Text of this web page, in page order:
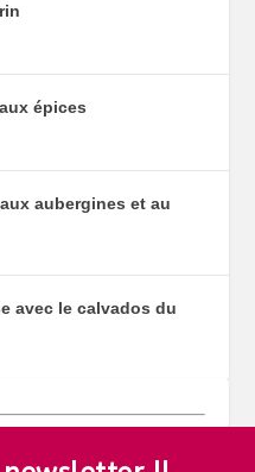
épices
aubergines et au
avec le calvados du